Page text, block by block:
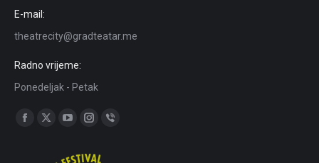
E-mail:
theatrecity@gradteatar.me
Radno vrijeme:
Ponedeljak - Petak
Find us on:
YouTubeInstagram
Viber